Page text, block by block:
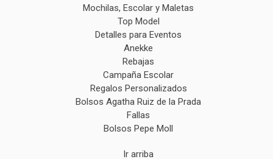
Mochilas, Escolar y Maletas
Top Model
Detalles para Eventos
Anekke
Rebajas
Campaña Escolar
Regalos Personalizados
Bolsos Agatha Ruiz de la Prada
Fallas
Bolsos Pepe Moll
Ir arriba